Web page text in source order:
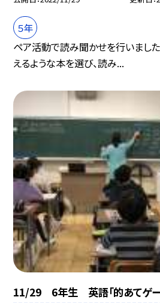
５年
ペア活動で読み聞かせを行いました
えるような本を選び、読み...
11/29 6年生 英語「的あてゲー